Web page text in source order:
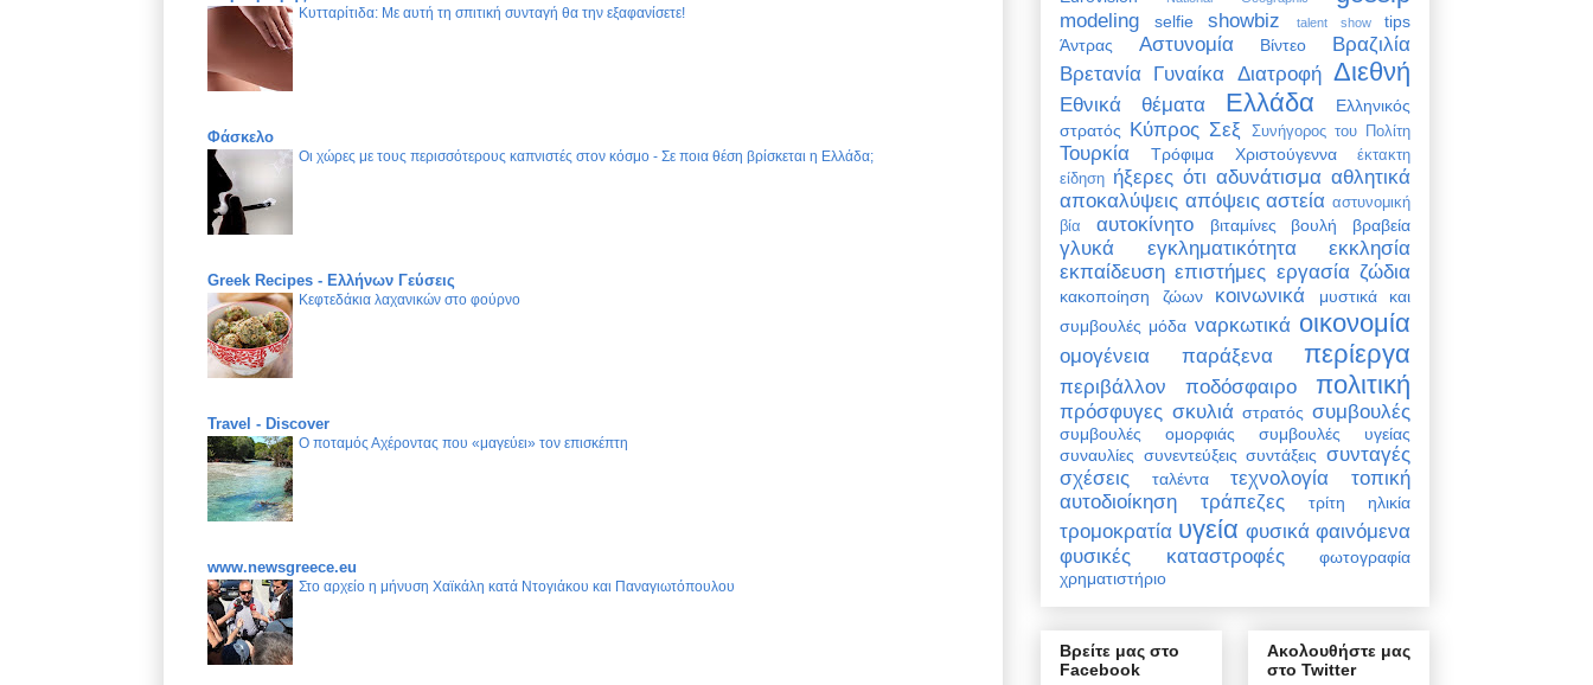
Κυτταρίτιδα: Με αυτή τη σπιτική συνταγή θα την εξαφανίσετε!
Φάσκελο
Οι χώρες με τους περισσότερους καπνιστές στον κόσμο - Σε ποια θέση βρίσκεται η Ελλάδα;
Greek Recipes - Ελλήνων Γεύσεις
Κεφτεδάκια λαχανικών στο φούρνο
Travel - Discover
Ο ποταμός Αχέροντας που «μαγεύει» τον επισκέπτη
www.newsgreece.eu
Στο αρχείο η μήνυση Χαϊκάλη κατά Ντογιάκου και Παναγιωτόπουλου
modeling selfie showbiz talent show
tips
Άντρας
Αστυνομία Βίντεο
Βραζιλία
Βρετανία Γυναίκα Διατροφή Διεθνή
Εθνικά θέματα Ελλάδα
Ελληνικός
στρατός Κύπρος Σεξ Συνήγορος του Πολίτη
Τουρκία Τρόφιμα Χριστούγεννα
έκτακτη
είδηση ήξερες ότι αδυνάτισμα αθλητικά
αποκαλύψεις απόψεις αστεία αστυνομική
βία
αυτοκίνητο βιταμίνες βουλή βραβεία
γλυκά εγκληματικότητα
εκκλησία
εκπαίδευση επιστήμες εργασία ζώδια
κακοποίηση ζώων κοινωνικά
μυστικά και
συμβουλές μόδα ναρκωτικά οικονομία
ομογένεια παράξενα περίεργα
περιβάλλον ποδόσφαιρο πολιτική
πρόσφυγες σκυλιά στρατός συμβουλές
συμβουλές ομορφιάς
συμβουλές υγείας
συναυλίες συνεντεύξεις συντάξεις συνταγές
σχέσεις
ταλέντα τεχνολογία
τοπική
αυτοδιοίκηση
τράπεζες τρίτη ηλικία
τρομοκρατία υγεία φυσικά φαινόμενα
φυσικές καταστροφές
φωτογραφία
χρηματιστήριο
Βρείτε μας στο
Facebook
Ακολουθήστε μας
στο Twitter